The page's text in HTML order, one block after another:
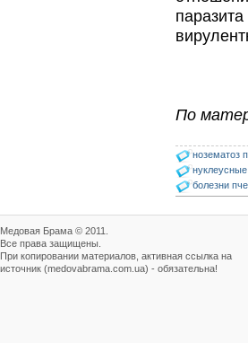
По
нозематоз
болезни
Медовая Брама © 2011.
Все права защищены.
При копировании материалов, активная ссылка на
источник (medovabrama.com.ua) - обязательна!